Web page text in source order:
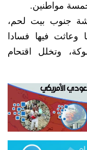
خمسة مواطنين.
جنوب بيت لحم،
وعاثت فيها فسادا
وتخلل اقتحام